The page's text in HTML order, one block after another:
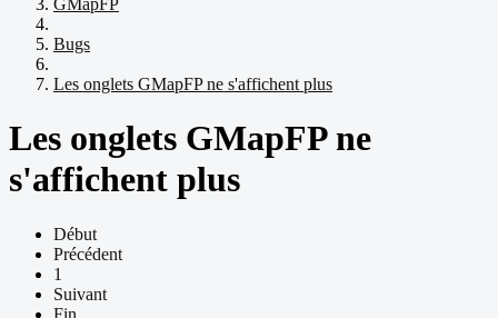
GMapFP
Bugs
Les onglets GMapFP ne s'affichent plus
Les onglets GMapFP ne
s'affichent plus
Début
Précédent
1
Suivant
Fin